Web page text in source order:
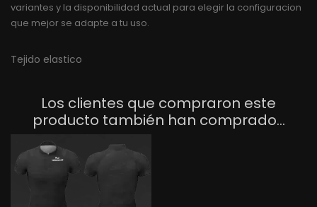
variantes y la disponibilidad actual para elegir la configuracion
que mejor se adapte a tu uso.
Tejido elastico
Los clientes que compraron este
producto también han comprado...